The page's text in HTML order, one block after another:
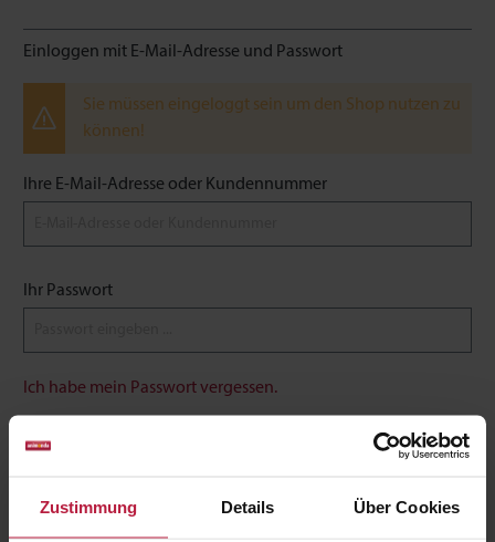
Zustimmung Details Über Cookies
Einloggen mit E-Mail-Adresse und Passwort
Sie müssen eingeloggt sein um den Shop nutzen zu
können!
Ihre E-Mail-Adresse oder Kundennummer
Ihr Passwort
Ich habe mein Passwort vergessen.
Anmelden